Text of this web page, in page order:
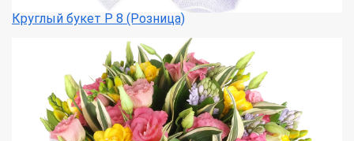
Круглый букет Р 8 (Розница)